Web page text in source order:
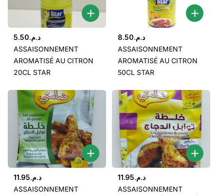
د.م.5.50
ASSAISONNEMENT
AROMATISÉ AU CITRON
20CL STAR
د.م.8.50
ASSAISONNEMENT
AROMATISÉ AU CITRON
50CL STAR
د.م.11.95
ASSAISONNEMENT
د.م.11.95
ASSAISONNEMENT